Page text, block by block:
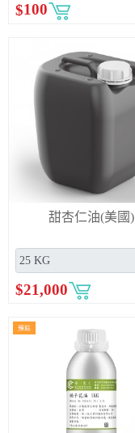
$100
甜杏仁油(美國)
$21,000